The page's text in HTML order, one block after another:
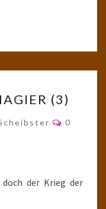
(3)
0
der Krieg der